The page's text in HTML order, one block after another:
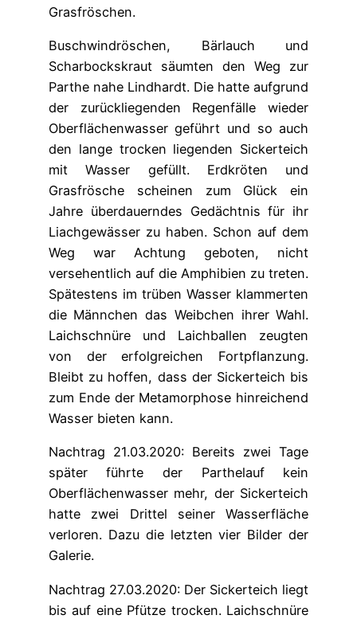
Grasfröschen.
Buschwindröschen, Bärlauch und
Scharbockskraut säumten den Weg zur
Parthe nahe Lindhardt. Die hatte aufgrund
der zurückliegenden Regenfälle wieder
Oberflächenwasser geführt und so auch
den lange trocken liegenden Sickerteich
mit Wasser gefüllt. Erdkröten und
Grasfrösche scheinen zum Glück ein
Jahre überdauerndes Gedächtnis für ihr
Liachgewässer zu haben. Schon auf dem
Weg war Achtung geboten, nicht
versehentlich auf die Amphibien zu treten.
Spätestens im trüben Wasser klammerten
die Männchen das Weibchen ihrer Wahl.
Laichschnüre und Laichballen zeugten
von der erfolgreichen Fortpflanzung.
Bleibt zu hoffen, dass der Sickerteich bis
zum Ende der Metamorphose hinreichend
Wasser bieten kann.
Nachtrag 21.03.2020: Bereits zwei Tage
später führte der Parthelauf kein
Oberflächenwasser mehr, der Sickerteich
hatte zwei Drittel seiner Wasserfläche
verloren. Dazu die letzten vier Bilder der
Galerie.
Nachtrag 27.03.2020: Der Sickerteich liegt
bis auf eine Pfütze trocken. Laichschnüre